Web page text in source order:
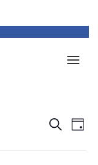
et
Recherche
Jour